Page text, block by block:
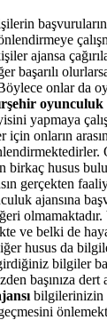
ajansa
başarılı
onlar da
oyunculuk
yapmaya
için onların
birkaç husus
gerçekten
ajansına
ve belki de
husus da
bilgiler
başınıza
bilgilerinizin